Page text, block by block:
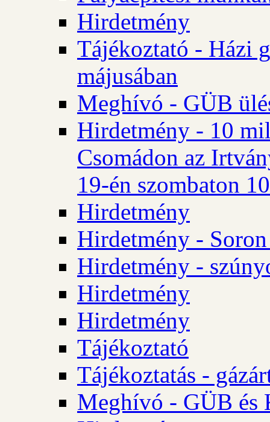
Hirdetmény
Tájékoztató - Házi
májusában
Meghívó - GÜB
Hirdetmény - 10
Csomádon az
19-én szombaton
Hirdetmény
Hirdetmény -
Hirdetmény -
Hirdetmény
Hirdetmény
Tájékoztató
Tájékoztatás -
Meghívó - GÜB és